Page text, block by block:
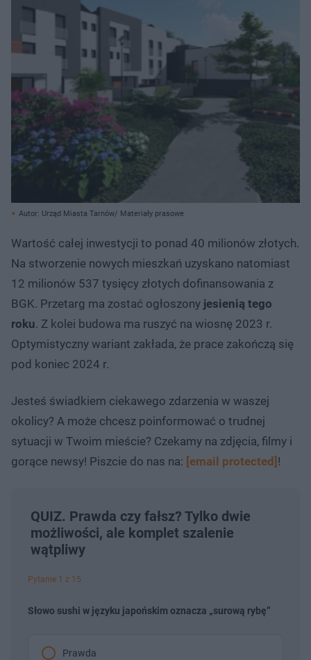
Autor: Urząd Miasta Tarnów/ Materiały prasowe
Wartość całej inwestycji to ponad 40 milionów złotych.
Na stworzenie nowych mieszkań uzyskano natomiast
12 milionów 537 tysięcy złotych dofinansowania z
BGK. Przetarg ma zostać ogłoszony jesienią tego
roku. Z kolei budowa ma ruszyć na wiosnę 2023 r.
Optymistyczny wariant zakłada, że prace zakończą się
pod koniec 2024 r.
Jesteś świadkiem ciekawego zdarzenia w waszej
okolicy? A może chcesz poinformować o trudnej
sytuacji w Twoim mieście? Czekamy na zdjęcia, filmy i
gorące newsy! Piszcie do nas na: [email protected] !
QUIZ. Prawda czy fałsz? Tylko dwie
możliwości, ale komplet szalenie
wątpliwy
Pytanie 1 z 15
Słowo sushi w języku japońskim oznacza „surową rybę”
Prawda